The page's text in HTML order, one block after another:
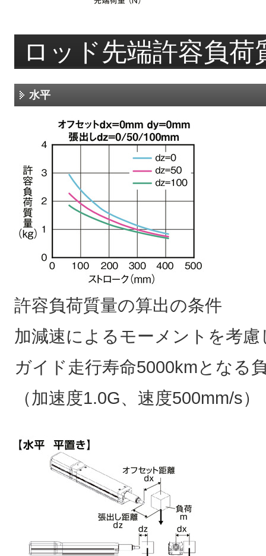
ロッド先端許容負荷
水平
許容負荷質量の算出の条件
加減速によるモーメントを考慮
ガイド走行寿命5000kmとなる
（加速度1.0G、速度500mm/s）